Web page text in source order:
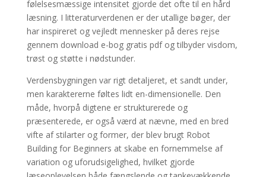
følelsesmæssige intensitet gjorde det ofte til en hård
læsning. I litteraturverdenen er der utallige bøger, der
har inspireret og vejledt mennesker på deres rejse
gennem download e-bog gratis pdf og tilbyder visdom,
trøst og støtte i nødstunder.
Verdensbygningen var rigt detaljeret, et sandt under,
men karaktererne føltes lidt en-dimensionelle. Den
måde, hvorpå digtene er strukturerede og
præsenterede, er også værd at nævne, med en bred
vifte af stilarter og former, der blev brugt Robot
Building for Beginners at skabe en fornemmelse af
variation og uforudsigelighed, hvilket gjorde